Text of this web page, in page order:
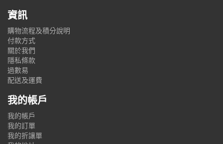
資訊
購物流程及積分說明
付款方式
關於我們
隱私條款
過數易
配送及運費
我的帳戶
我的帳戶
我的訂單
我的折讓單